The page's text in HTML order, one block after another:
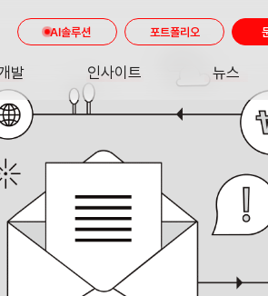
발 인사이트
INSIGHT
뉴스
NEWS
AI솔루션 포트폴리오